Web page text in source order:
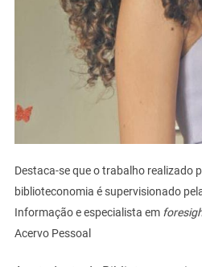
Destaca-se que o trabalho realizado
biblioteconomia é supervisionado
Informação e especialista em
Acervo Pessoal